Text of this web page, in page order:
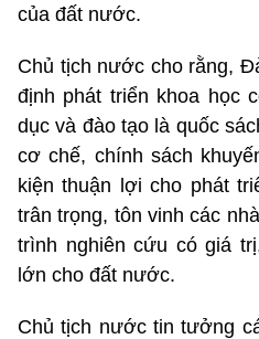
của đất nước.
Chủ tịch nước cho rằng,
định phát triển khoa học
dục và đào tạo là quốc
cơ chế, chính sách
kiện thuận lợi cho phát
trân trọng, tôn vinh các
trình nghiên cứu có giá
lớn cho đất nước.
Chủ tịch nước tin tưởng